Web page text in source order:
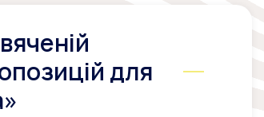
для